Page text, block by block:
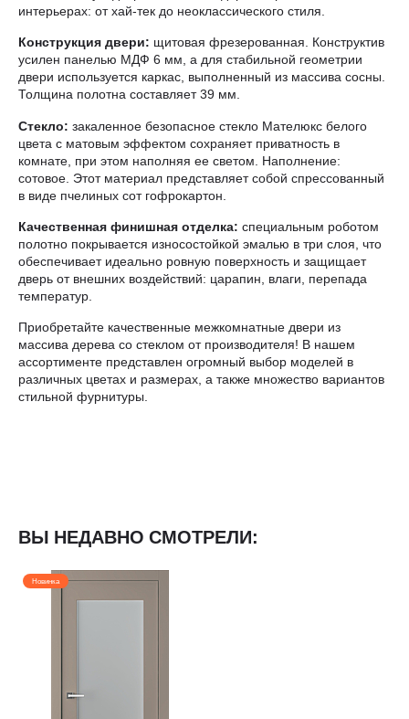
интерьерах: от хай-тек до неоклассического стиля.
Конструкция двери: щитовая фрезерованная. Конструктив
усилен панелью МДФ 6 мм, а для стабильной геометрии
двери используется каркас, выполненный из массива сосны.
Толщина полотна составляет 39 мм.
Стекло: закаленное безопасное стекло Мателюкс белого
цвета с матовым эффектом сохраняет приватность в
комнате, при этом наполняя ее светом. Наполнение:
сотовое. Этот материал представляет собой спрессованный
в виде пчелиных сот гофрокартон.
Качественная финишная отделка: специальным роботом
полотно покрывается износостойкой эмалью в три слоя, что
обеспечивает идеально ровную поверхность и защищает
дверь от внешних воздействий: царапин, влаги, перепада
температур.
Приобретайте качественные межкомнатные двери из
массива дерева со стеклом от производителя! В нашем
ассортименте представлен огромный выбор моделей в
различных цветах и размерах, а также множество вариантов
стильной фурнитуры.
ВЫ НЕДАВНО СМОТРЕЛИ:
Новинка